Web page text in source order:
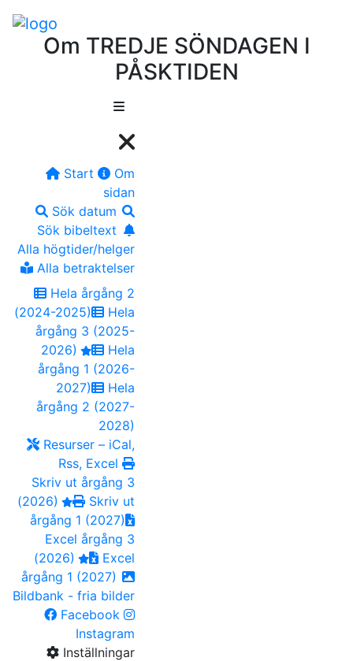
Om TREDJE SÖNDAGEN I
PÅSKTIDEN
Start
Om
sidan
Sök datum
Sök bibeltext
Alla högtider/helger
Alla betraktelser
Hela årgång 2
(2024-2025)
Hela
årgång 3 (2025-
2026)
Hela
årgång 1 (2026-
2027)
Hela
årgång 2 (2027-
2028)
Resurser – iCal,
Rss, Excel
Skriv ut årgång 3
(2026)
Skriv ut
årgång 1 (2027)
Excel årgång 3
(2026)
Excel
årgång 1 (2027)
Bildbank - fria bilder
Facebook
Instagram
Inställningar